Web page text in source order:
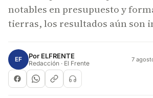
notables en presupuesto y
tierras, los resultados aún son
EF Por ELFRENTE
Redacción · El Frente 7